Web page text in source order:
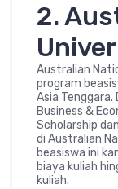
2.
Australian
program
Asia
Business &
Scholarship
di Australian
beasiswa ini
biaya kuliah
kuliah.